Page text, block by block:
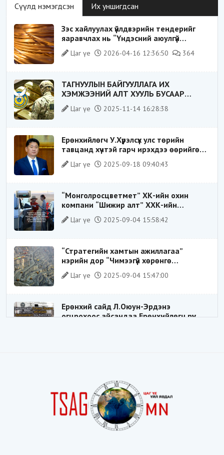
Сүүлд нэмэгдсэн Их уншигдсан
Зэс хайлуулах үйлдвэрийн тендерийг
яаравчлах нь “Үндэсний аюулгүй
байдал“-д эрсдэлтэй юу?
Цаг үе 2026-04-16 12:36:50 364
ТАГНУУЛЫН БАЙГУУЛЛАГА ИХ
ХЭМЖЭЭНИЙ АЛТ ХУУЛЬ БУСААР
ХИЛЭЭР ГАРГАХ ГЭЖ БАЙСАН
ҮЙЛДЛИЙГ ТАСЛАН ЗОГСООЛОО
Цаг үе 2025-11-14 16:28:38
Ерөнхийлөгч У.Хүрэлсүх улс төрийн
тавцанд хүчтэй гарч ирэхдээ өөрийгөө
шударга ёсны төлөө тэмцэгч, “хуучин
тогтолцооны хонгилыг нураагч” гэсэн
Цаг үе 2025-09-18 09:40:43
“Монголросцветмет” ХК-ийн охин
компани “Шижир алт” ХХК-ийн
Гүйцэтгэх захирлаар ажиллаж байсан
О.Баттөмөрт холбогдох хэрэг хаашаа
Цаг үе 2025-09-04 15:58:42
“Стратегийн хамтын ажиллагаа”
нэрийн дор “Чимээгүй хөрөнгө
хуримтлал”
Цаг үе 2025-09-04 15:47:00
Ерөнхий сайд Л.Оюун-Эрдэнэ
огцрохоос айсандаа Ерөнхийлөгч рүү
Видёо: ХУУЛЬ ЗӨРЧИН СОНГОГДСОН
ХУУЛЬ ТОГТООГЧ